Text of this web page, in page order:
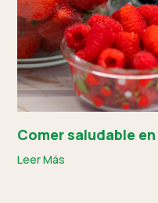
Comer saludable
Leer Más